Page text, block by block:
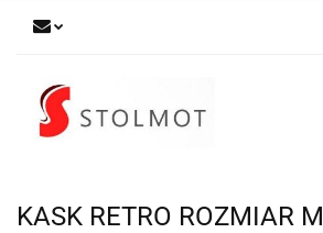
KASK RETRO ROZMIAR M